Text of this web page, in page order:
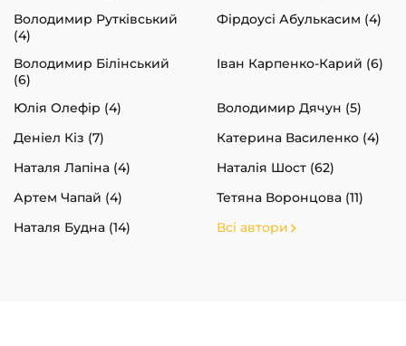
Володимир Рутківський
(4)
Фірдоусі Абулькасим (4)
Володимир Білінський
(6)
Іван Карпенко-Карий (6)
Юлія Олефір (4)
Володимир Дячун (5)
Деніел Кіз (7)
Катерина Василенко (4)
Наталя Лапіна (4)
Наталія Шост (62)
Артем Чапай (4)
Тетяна Воронцова (11)
Наталя Будна (14)
Всі автори